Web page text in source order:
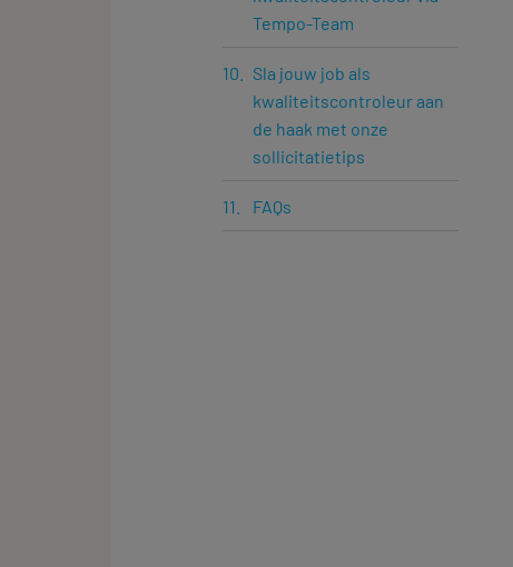
Tempo-Team
Sla jouw job als
kwaliteitscontroleur aan
de haak met onze
sollicitatietips
FAQs